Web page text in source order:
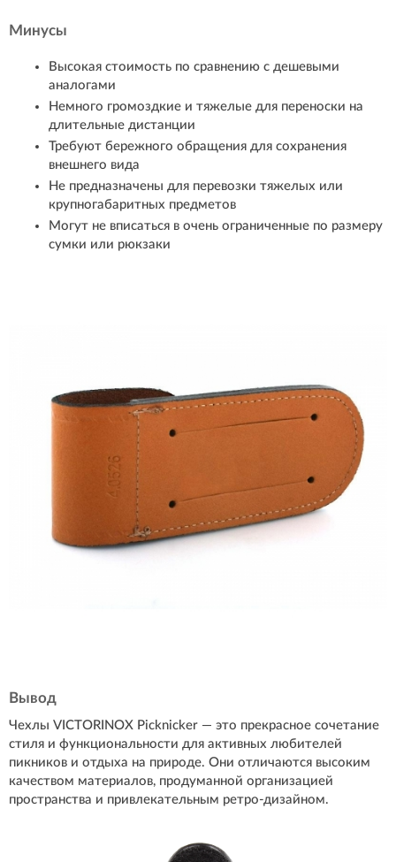
Минусы
Высокая стоимость по сравнению с дешевыми
аналогами
Немного громоздкие и тяжелые для переноски на
длительные дистанции
Требуют бережного обращения для сохранения
внешнего вида
Не предназначены для перевозки тяжелых или
крупногабаритных предметов
Могут не вписаться в очень ограниченные по размеру
сумки или рюкзаки
Вывод
Чехлы VICTORINOX Picknicker — это прекрасное сочетание
стиля и функциональности для активных любителей
пикников и отдыха на природе. Они отличаются высоким
качеством материалов, продуманной организацией
пространства и привлекательным ретро-дизайном.